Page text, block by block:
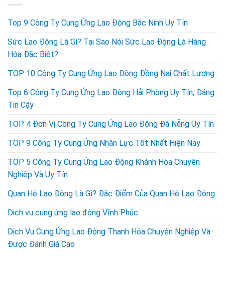
Top 9 Công Ty Cung Ứng Lao Động Bắc Ninh Uy Tín
Sức Lao Động Là Gì? Tại Sao Nói Sức Lao Động Là Hàng
Hóa Đặc Biệt?
TOP 10 Công Ty Cung Ứng Lao Động Đồng Nai Chất Lượng
Top 6 Công Ty Cung Ứng Lao Động Hải Phòng Uy Tín, Đáng
Tin Cậy
TOP 4 Đơn Vị Công Ty Cung Ứng Lao Động Đà Nẵng Uy Tín
TOP 9 Công Ty Cung Ứng Nhân Lực Tốt Nhất Hiện Nay
TOP 5 Công Ty Cung Ứng Lao Động Khánh Hòa Chuyên
Nghiệp Và Uy Tín
Quan Hệ Lao Động Là Gì? Đặc Điểm Của Quan Hệ Lao Động
Dịch vụ cung ứng lao động Vĩnh Phúc
Dịch Vụ Cung Ứng Lao Động Thanh Hóa Chuyên Nghiệp Và
Được Đánh Giá Cao